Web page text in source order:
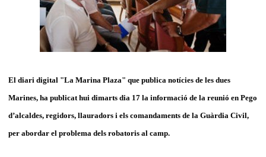
El diari digital "La Marina Plaza" que publica notícies de les dues
Marines, ha publicat hui dimarts dia 17 la informació de la reunió en Pego
d’alcaldes, regidors, llauradors i els comandaments de la Guàrdia Civil,
per abordar el problema dels robatoris al camp.